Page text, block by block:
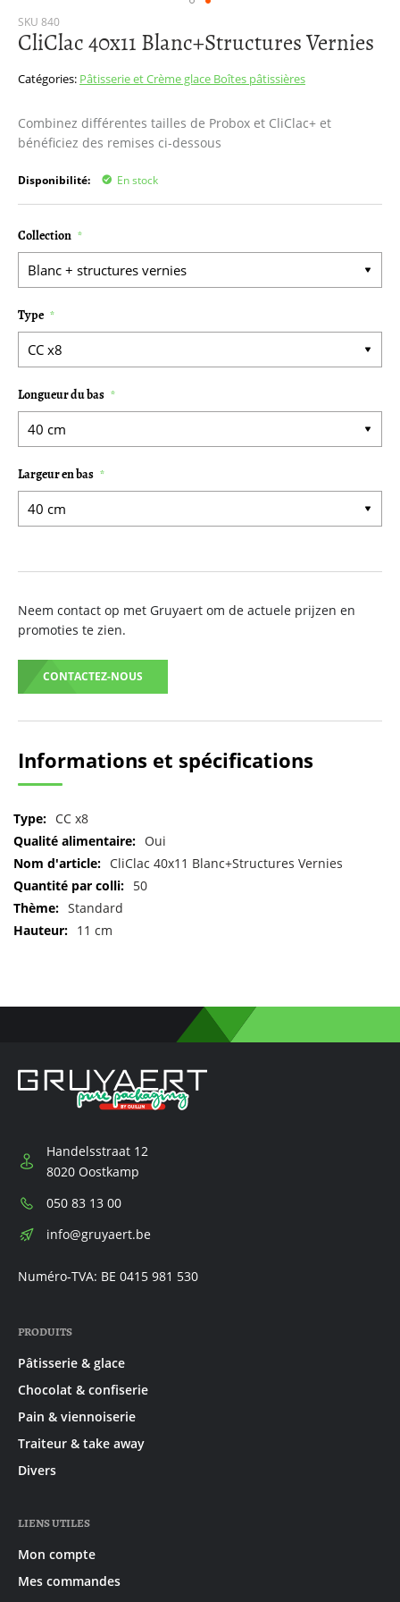
SKU 840
CliClac 40x11 Blanc+Structures Vernies
Catégories: Pâtisserie et Crème glace Boîtes pâtissières
Combinez différentes tailles de Probox et CliClac+ et
bénéficiez des remises ci-dessous
Disponibilité: En stock
Collection
Type
Longueur du bas
Largeur en bas
Neem contact op met Gruyaert om de actuele prijzen en
promoties te zien.
CONTACTEZ-NOUS
Passer
au
de
d’images
Informations et spécifications
Pour
plus
CC x8
Oui
CliClac 40x11 Blanc+Structures Vernies
50
Standard
11 cm
Handelsstraat 12
8020 Oostkamp
Téléphone:
050 83 13 00
E-
info@gruyaert.be
Numéro-TVA: BE 0415 981 530
PRODUITS
Pâtisserie & glace
Chocolat & confiserie
Pain & viennoiserie
Traiteur & take away
Divers
LIENS UTILES
Mon compte
Mes commandes